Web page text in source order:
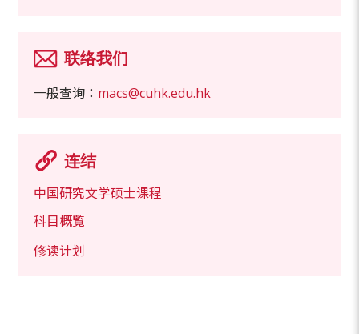
联络我们
一般查询： macs@cuhk.edu.hk
连结
中国研究文学硕士课程
科目概覧
修读计划